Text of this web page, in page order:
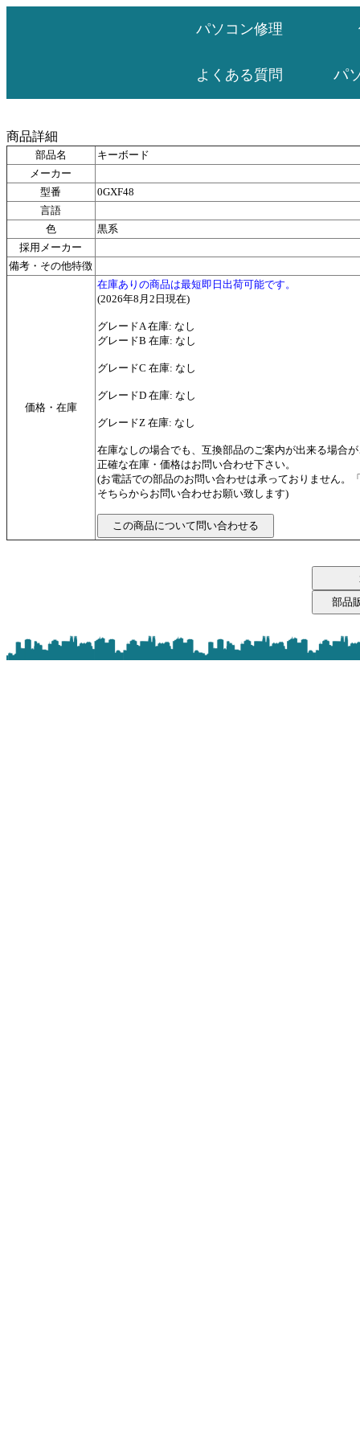
パソコン修理
よくある質問 パ
商品詳細
部品名
キーボード
メーカー
型番
0GXF48
言語
色
黒系
採用メーカー
備考・その他特徴
価格・在庫
在庫ありの商品は最短即日出荷可能です。
(2026年8月2日現在)
グレードA 在庫: なし
グレードB 在庫: なし
グレードC 在庫: なし
グレードD 在庫: なし
グレードZ 在庫: なし
在庫なしの場合でも、互換部品のご案内が出来る場合
正確な在庫・価格はお問い合わせ下さい。
(お電話での部品のお問い合わせは承っておりません。
そちらからお問い合わせお願い致します)